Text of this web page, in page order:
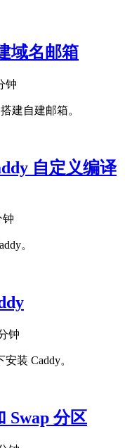
域名邮箱
钟
建自建邮箱。
自定义编译
钟
。
钟
装 Caddy。
Swap 分区